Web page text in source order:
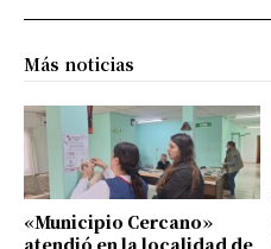
Más noticias
«Municipio Cercano»